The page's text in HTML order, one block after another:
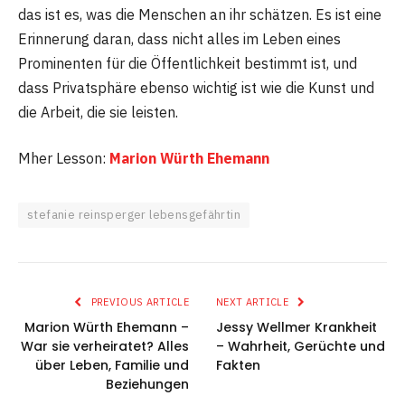
das ist es, was die Menschen an ihr schätzen. Es ist eine
Erinnerung daran, dass nicht alles im Leben eines
Prominenten für die Öffentlichkeit bestimmt ist, und
dass Privatsphäre ebenso wichtig ist wie die Kunst und
die Arbeit, die sie leisten.
Mher Lesson: Marion Würth Ehemann
stefanie reinsperger lebensgefährtin
PREVIOUS ARTICLE
Marion Würth Ehemann –
War sie verheiratet? Alles
über Leben, Familie und
Beziehungen
NEXT ARTICLE
Jessy Wellmer Krankheit
– Wahrheit, Gerüchte und
Fakten